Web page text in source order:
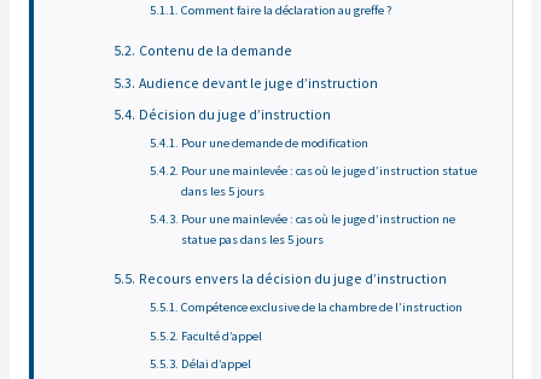
Comment faire la déclaration au greffe ?
Contenu de la demande
Audience devant le juge d’instruction
Décision du juge d’instruction
Pour une demande de modification
Pour une mainlevée : cas où le juge d’instruction statue
dans les 5 jours
Pour une mainlevée : cas où le juge d’instruction ne
statue pas dans les 5 jours
Recours envers la décision du juge d’instruction
Compétence exclusive de la chambre de l’instruction
Faculté d’appel
Délai d’appel